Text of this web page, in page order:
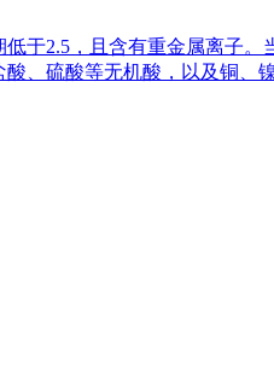
于2.5，且含有重金属离子
酸、硫酸等无机酸，以及铜、